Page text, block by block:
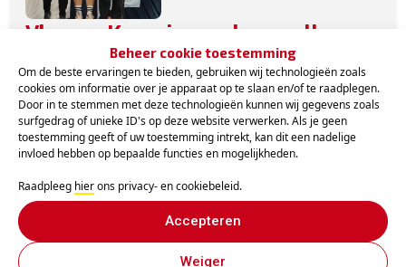
Beheer cookie toestemming
Om de beste ervaringen te bieden, gebruiken wij technologieën zoals
cookies om informatie over je apparaat op te slaan en/of te raadplegen.
Door in te stemmen met deze technologieën kunnen wij gegevens zoals
surfgedrag of unieke ID's op deze website verwerken. Als je geen
toestemming geeft of uw toestemming intrekt, kan dit een nadelige
invloed hebben op bepaalde functies en mogelijkheden.
Raadpleeg hierons privacy- en cookiebeleid.
Accepteren
Weiger
Vlaams Kampioenschap – alle
categorieën: Zilver voor Hanne
Vandenbroucke
28 januari 2026
Hanne Vandenbroucke mocht als eerste de arena in.
Zoals we dat van haar gewend zijn, verscheen ze me...